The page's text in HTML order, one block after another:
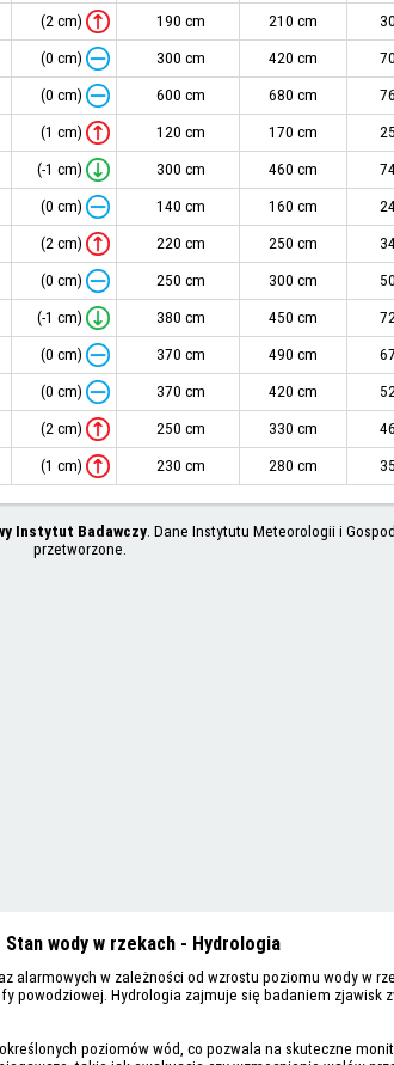
(2 cm) 190 cm 210 cm
(0 cm) 300 cm 420 cm
(0 cm) 600 cm 680 cm
(1 cm) 120 cm 170 cm
(-1 cm) 300 cm 460 cm
(0 cm) 140 cm 160 cm
(2 cm) 220 cm 250 cm
(0 cm) 250 cm 300 cm
(-1 cm) 380 cm 450 cm
(0 cm) 370 cm 490 cm
(0 cm) 370 cm 420 cm
(2 cm) 250 cm 330 cm
(1 cm) 230 cm 280 cm
Instytut Badawczy. Dane Instytutu Meteorologii i
przetworzone.
wody w rzekach - Hydrologia
alarmowych w zależności od wzrostu poziomu wody w
Hydrologia zajmuje się badaniem zjawisk
poziomów wód, co pozwala na skuteczne